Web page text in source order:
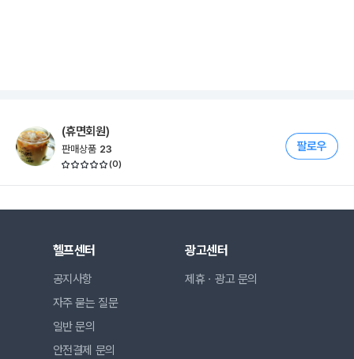
(휴면회원)
판매상품 23
(0)
헬프센터
공지사항
자주 묻는 질문
일반 문의
안전결제 문의
광고센터
제휴ㆍ광고 문의